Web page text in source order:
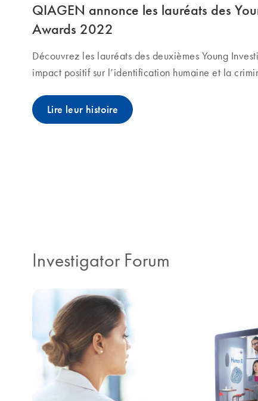
QIAGEN annonce les lauréats des
Awards 2022
Découvrez les lauréats des deuxièmes Young
impact positif sur l’identification humaine et la
Lire leur histoire
Investigator Forum